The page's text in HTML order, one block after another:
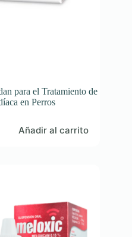
para el Tratamiento de
en Perros
Añadir al carrito